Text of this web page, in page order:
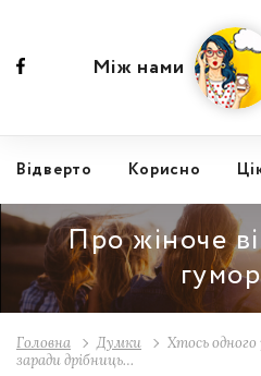
Відвертo Корисно
Між нами
Про жіноче
Головна Думки
Хтось
заради дрібниць…